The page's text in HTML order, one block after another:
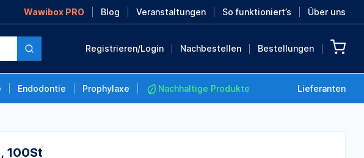
Wawibox PRO Blog Veranstaltungen So funktioniert’s Über uns
Registrieren/Login Nachbestellen Bestellungen
Endodontie Prophylaxe Nachhaltige Produkte Lieferanten
100St